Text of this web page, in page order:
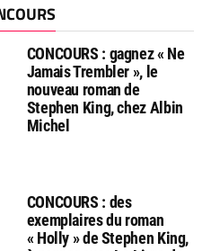
CONCOURS : gagnez « Ne
Jamais Trembler », le
nouveau roman de
Stephen King, chez Albin
Michel
CONCOURS : des
exemplaires du roman
« Holly » de Stephen King,